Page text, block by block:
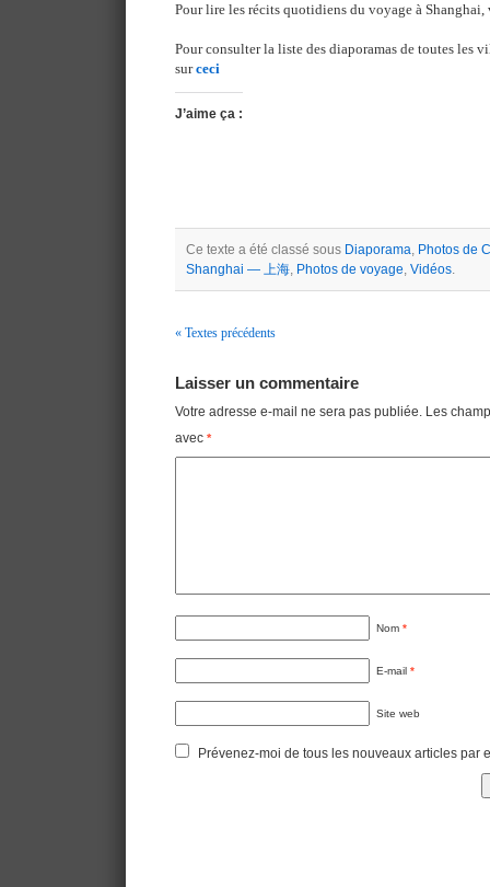
Pour lire les récits quotidiens du voyage à
Pour consulter la liste des diaporamas de toutes les
surceci
J’aime ça :
Ce texte a été classé sous Diaporama, Photos de
Shanghai — 上海, Photos de voyage, Vidéos.
« Textes précédents
Laisser un commentaire
Votre adresse e-mail ne sera pas publiée. Les
avec *
Nom *
E-mail *
Site web
Prévenez-moi de tous les nouveaux articles par